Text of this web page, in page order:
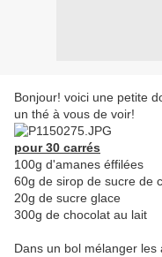
Bonjour! voici une petite
un thé à vous de voir!
pour 30 carrés
100g d'amanes éffilées
60g de sirop de sucre de
20g de sucre glace
300g de chocolat au lait
Dans un bol mélanger